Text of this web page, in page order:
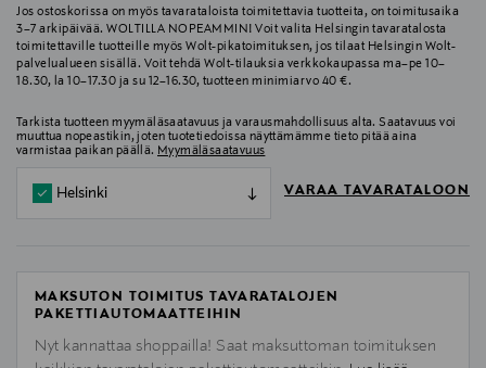
Jos ostoskorissa on myös tavarataloista toimitettavia tuotteita, on toimitusaika
3–7 arkipäivää. WOLTILLA NOPEAMMIN! Voit valita Helsingin tavaratalosta
toimitettaville tuotteille myös Wolt-pikatoimituksen, jos tilaat Helsingin Wolt-
palvelualueen sisällä. Voit tehdä Wolt-tilauksia verkkokaupassa ma–pe 10–
18.30, la 10–17.30 ja su 12–16.30, tuotteen minimiarvo 40 €.
Tarkista tuotteen myymäläsaatavuus ja varausmahdollisuus alta. Saatavuus voi
muuttua nopeastikin, joten tuotetiedoissa näyttämämme tieto pitää aina
varmistaa paikan päällä. Myymäläsaatavuus
Helsinki VARAA TAVARATALOON
MAKSUTON TOIMITUS TAVARATALOJEN
PAKETTIAUTOMAATTEIHIN
Nyt kannattaa shoppailla! Saat maksuttoman toimituksen